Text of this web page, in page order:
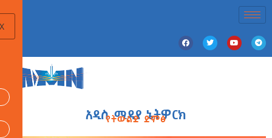
አዲስ ሚዲያ ኔትዎርክ
የትውልድ ድምፅ